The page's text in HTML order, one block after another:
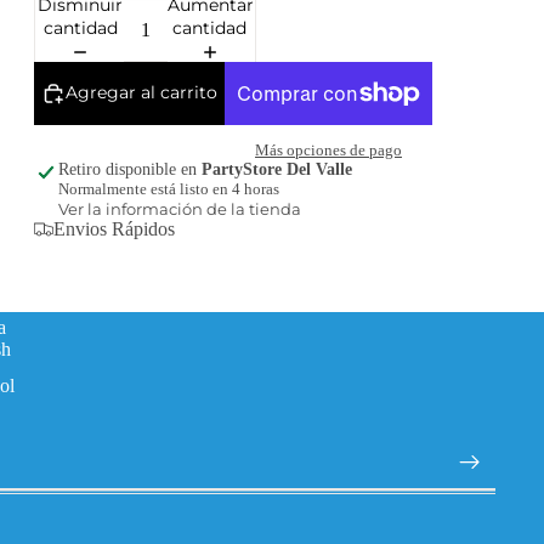
Disminuir
cantidad
Aumentar
cantidad
Agregar al carrito
Más opciones de pago
Retiro disponible en PartyStore Del Valle
Normalmente está listo en 4 horas
Ver la información de la tienda
Envios Rápidos